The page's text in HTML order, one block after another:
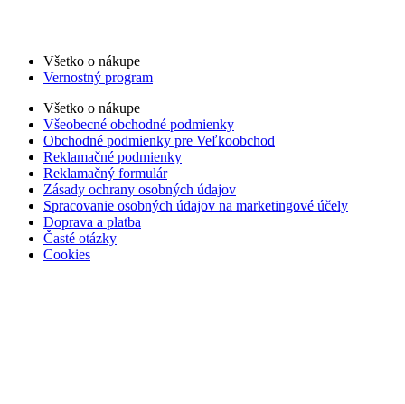
Všetko o nákupe
Vernostný program
Všetko o nákupe
Všeobecné obchodné podmienky
Obchodné podmienky pre Veľkoobchod
Reklamačné podmienky
Reklamačný formulár
Zásady ochrany osobných údajov
Spracovanie osobných údajov na marketingové účely
Doprava a platba
Časté otázky
Cookies